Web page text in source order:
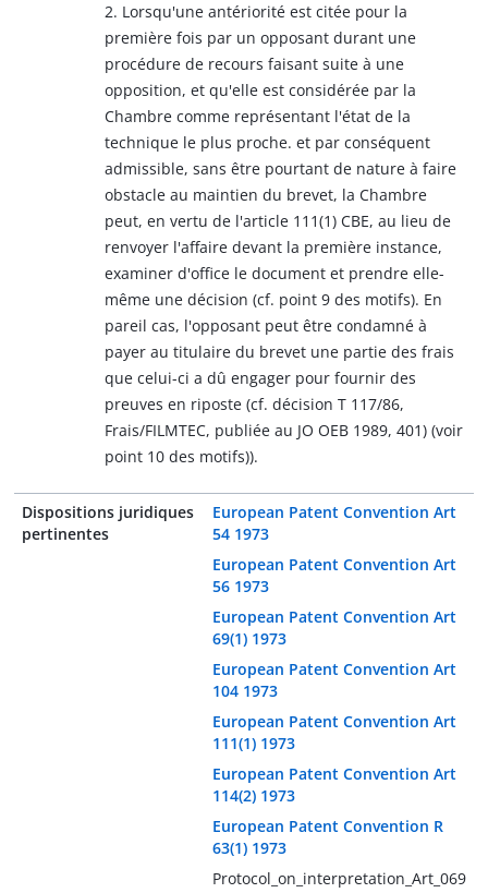
2. Lorsqu'une antériorité est citée pour la
première fois par un opposant durant une
procédure de recours faisant suite à une
opposition, et qu'elle est considérée par la
Chambre comme représentant l'état de la
technique le plus proche. et par conséquent
admissible, sans être pourtant de nature à faire
obstacle au maintien du brevet, la Chambre
peut, en vertu de l'article 111(1) CBE, au lieu de
renvoyer l'affaire devant la première instance,
examiner d'office le document et prendre elle-
même une décision (cf. point 9 des motifs). En
pareil cas, l'opposant peut être condamné à
payer au titulaire du brevet une partie des frais
que celui-ci a dû engager pour fournir des
preuves en riposte (cf. décision T 117/86,
Frais/FILMTEC, publiée au JO OEB 1989, 401) (voir
point 10 des motifs)).
Dispositions juridiques
pertinentes
European Patent Convention Art
54 1973
European Patent Convention Art
56 1973
European Patent Convention Art
69(1) 1973
European Patent Convention Art
104 1973
European Patent Convention Art
111(1) 1973
European Patent Convention Art
114(2) 1973
European Patent Convention R
63(1) 1973
Protocol_on_interpretation_Art_069